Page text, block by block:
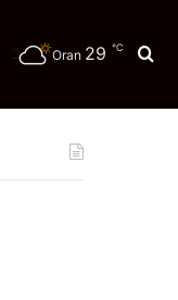
Oran 29 ℃